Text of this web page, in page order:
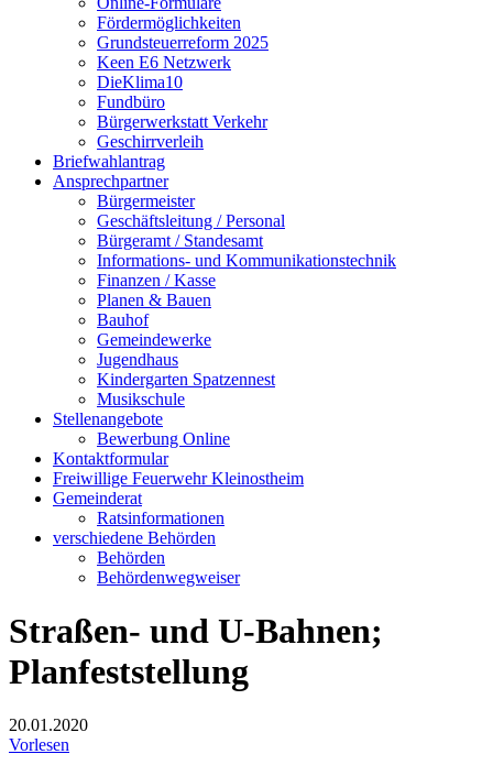
Fördermöglichkeiten
Grundsteuerreform 2025
Keen E6 Netzwerk
DieKlima10
Fundbüro
Bürgerwerkstatt Verkehr
Geschirrverleih
Briefwahlantrag
Ansprechpartner
Bürgermeister
Geschäftsleitung / Personal
Bürgeramt / Standesamt
Informations- und Kommunikationstechnik
Finanzen / Kasse
Planen & Bauen
Bauhof
Gemeindewerke
Jugendhaus
Kindergarten Spatzennest
Musikschule
Stellenangebote
Bewerbung Online
Kontaktformular
Freiwillige Feuerwehr Kleinostheim
Gemeinderat
Ratsinformationen
verschiedene Behörden
Behörden
Behördenwegweiser
Straßen- und U-Bahnen;
Planfeststellung
20.01.2020
Vorlesen